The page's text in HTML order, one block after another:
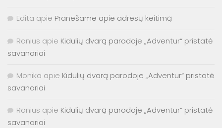
Edita apie Pranešame apie adresų keitimą
Ronius apie Kidulių dvarą parodoje „Adventur“ pristatė
savanoriai
Monika apie Kidulių dvarą parodoje „Adventur“ pristatė
savanoriai
Ronius apie Kidulių dvarą parodoje „Adventur“ pristatė
savanoriai